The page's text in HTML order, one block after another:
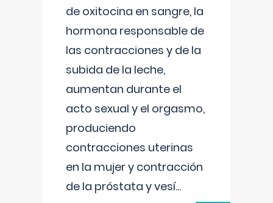
de oxitocina en sangre, la
hormona responsable de
las contracciones y de la
subida de la leche,
aumentan durante el
acto sexual y el orgasmo,
produciendo
contracciones uterinas
en la mujer y contracción
de la próstata y vesí...